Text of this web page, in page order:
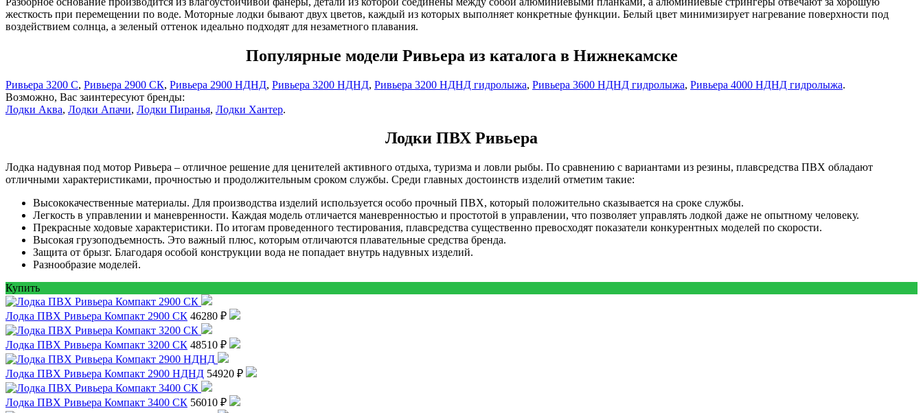
жесткость при перемещении по воде. Моторные лодки бывают двух цветов, каждый из которых выполняет конкретные функции. Белый цвет минимизирует нагревание поверхности под
воздействием солнца, а зеленый оттенок идеально подходят для незаметного плавания.
Популярные модели Ривьера из каталога в Нижнекамске
Ривьера 3200 С, Ривьера 2900 СК, Ривьера 2900 НДНД, Ривьера 3200 НДНД, Ривьера 3200 НДНД гидролыжа, Ривьера 3600 НДНД гидролыжа, Ривьера 4000 НДНД гидролыжа.
Возможно, Вас заинтересуют бренды:
Лодки Аква, Лодки Апачи, Лодки Пиранья, Лодки Хантер.
Лодки ПВХ Ривьера
Лодка надувная под мотор Ривьера – отличное решение для ценителей активного отдыха, туризма и ловли рыбы. По сравнению с вариантами из резины, плавсредства ПВХ обладают
отличными характеристиками, прочностью и продолжительным сроком службы. Среди главных достоинств изделий отметим такие:
Высококачественные материалы. Для производства изделий используется особо прочный ПВХ, который положительно сказывается на сроке службы.
Легкость в управлении и маневренности. Каждая модель отличается маневренностью и простотой в управлении, что позволяет управлять лодкой даже не опытному человеку.
Прекрасные ходовые характеристики. По итогам проведенного тестирования, плавсредства существенно превосходят показатели конкурентных моделей по скорости.
Высокая грузоподъемность. Это важный плюс, которым отличаются плавательные средства бренда.
Защита от брызг. Благодаря особой конструкции вода не попадает внутрь надувных изделий.
Разнообразие моделей.
Купить
Лодка ПВХ Ривьера Компакт 2900 СК 46280 ₽
Лодка ПВХ Ривьера Компакт 3200 СК 48510 ₽
Лодка ПВХ Ривьера Компакт 2900 НДНД 54920 ₽
Лодка ПВХ Ривьера Компакт 3400 СК 56010 ₽